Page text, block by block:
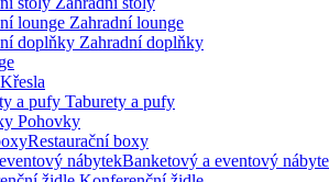
Zahradní lounge
Zahradní doplňky
Křesla
Taburety a pufy
Pohovky
Restaurační boxy
Banketový a eventový